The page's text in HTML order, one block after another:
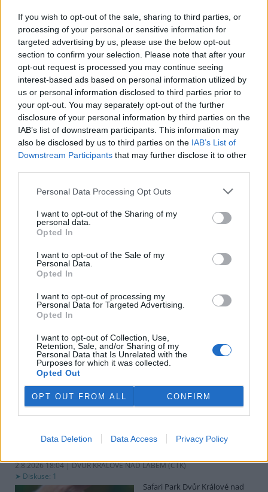
If you wish to opt-out of the sale, sharing to third parties, or
processing of your personal or sensitive information for
targeted advertising by us, please use the below opt-out
section to confirm your selection. Please note that after your
opt-out request is processed you may continue seeing
interest-based ads based on personal information utilized by
us or personal information disclosed to third parties prior to
your opt-out. You may separately opt-out of the further
disclosure of your personal information by third parties on the
IAB’s list of downstream participants. This information may
also be disclosed by us to third parties on the IAB’s List of
Downstream Participants that may further disclose it to other
Personal Data Processing Opt Outs
I want to opt-out of the Sharing of my
personal data.
Opted In
I want to opt-out of the Sale of my
Personal Data.
Opted In
I want to opt-out of processing my
Personal Data for Targeted Advertising.
Opted In
I want to opt-out of Collection, Use,
Retention, Sale, and/or Sharing of my
Personal Data that Is Unrelated with the
Purposes for which it was collected.
Opted Out
OPT OUT FROM ALL CONFIRM
Data Deletion Data Access Privacy Policy
pomníku v Olšině. Připomínat
bude příběh místní kdysi
významné obce s poštou,
četnickou stanicí i několika hostinci, která zanikla zhruba před 80
lety kvůli zřízení vojenského výcvikového prostoru Ralsko.
Opravený pomník chce geopark ukázat na konci srpna při akci
Proměny, která každoročně připomíná historii zaniklých obcí z
tohoto území. ČTK o tom informovala ředitelka Národního
geoparku Ralsko Lenka Mrázová.
Čeští a němečtí ochránci přírody obnoví biodiverzitu
kolem Liberce a Žitavy
Čeští a němečtí ochránci
biologickou rozmanitost na
zemědělské, příměstské a lesní
krajiny v okolí Liberce a německé Žitavy. Na společném
přeshraničním projektu budou spolupracovat tři organizace:
Čmelák – Společnost přátel přírody, Centrum ochrany přírody
Žitavské hory a Mezinárodní centrum setkávání St. Marienthal,
uvedl předseda spolku Čmelák Jan Korytář.
Sklizeň bylinek na Pardubicku je náročná a trvá měsíce
2.8.2026 18:12 | KŘIČEŇ (
mnohem náročnější než
běžných zemědělských plodin.
Zatímco obilí zvládnou
několika týdnů, u bylinek práce trvá měsíce. V Křični na Pardubicku
o tom vědí své, na Statku Junek vrcholí jedna z nejnáročnějších
částí sezony. ČTK to řekla majitelka hospodářství Iva Junková.
Safari Park Dvůr Králové nad Labem má vzácné mládě
2.8.2026 18:04 | DVŮR KRÁLOVÉ NAD LABEM (ČTK)
Diskuse: 1
Safari Park Dvůr Králové nad